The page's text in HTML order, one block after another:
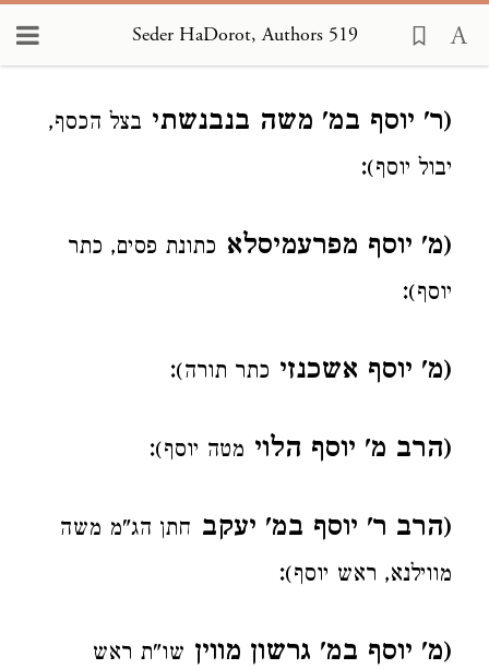
Seder HaDorot, Authors 519
(ר' יוסף במ' משה בנבנשתי בצל הכסף,
יבול יוסף):
(מ' יוסף מפרעמיסלא כתונת פסים, כתר
יוסף):
(מ' יוסף אשכנזי כתר תורה):
(הרב מ' יוסף הלוי מטה יוסף):
(הרב ר' יוסף במ' יעקב חתן הג"מ משה
מווילנא, ראש יוסף):
(מ' יוסף במ' גרשון מווין שו"ת ראש